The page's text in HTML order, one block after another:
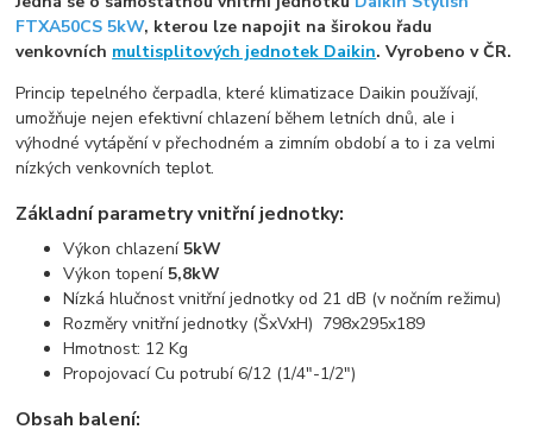
FTXA50CS 5kW, kterou lze napojit na širokou řadu
venkovních multisplitových jednotek Daikin. Vyrobeno v ČR.
Princip tepelného čerpadla, které klimatizace Daikin používají,
umožňuje nejen efektivní chlazení během letních dnů, ale i
výhodné vytápění v přechodném a zimním období a to i za velmi
nízkých venkovních teplot.
Základní parametry vnitřní jednotky:
Výkon chlazení 5kW
Výkon topení 5,8kW
Nízká hlučnost vnitřní jednotky od 21 dB (v nočním režimu)
Rozměry vnitřní jednotky (ŠxVxH) 798x295x189
Hmotnost: 12 Kg
Propojovací Cu potrubí 6/12 (1/4"-1/2")
Obsah balení: